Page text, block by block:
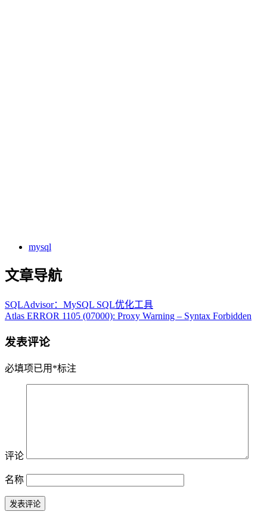
mysql
文章导航
SQLAdvisor：MySQL SQL优化工具
Atlas ERROR 1105 (07000): Proxy Warning – Syntax Forbidden
发表评论
必填项已用 *标注
评论
名称